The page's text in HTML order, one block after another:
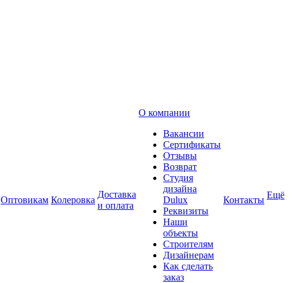
Оптовикам Колеровка
Доставка
и оплата
О компании
Вакансии
Сертификаты
Отзывы
Возврат
Студия
дизайна
Dulux
Реквизиты
Наши
объекты
Строителям
Дизайнерам
Как сделать
заказ
Контакты Ещё